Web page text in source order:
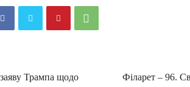
Трампа щодо
Філарет – 96.